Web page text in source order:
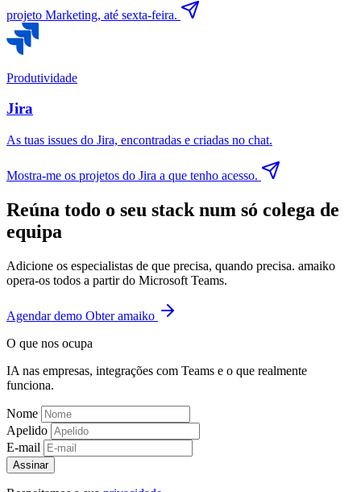
projeto Marketing, até sexta-feira.
Produtividade
Jira
As tuas issues do Jira, encontradas e criadas no chat.
Mostra-me os projetos do Jira a que tenho acesso.
Reúna todo o seu stack num só colega de
equipa
Adicione os especialistas de que precisa, quando precisa. amaiko
opera-os todos a partir do Microsoft Teams.
Agendar demo Obter amaiko
O que nos ocupa
IA nas empresas, integrações com Teams e o que realmente
funciona.
Nome
Apelido
E-mail
Assinar